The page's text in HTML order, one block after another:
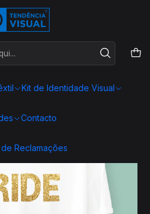
Kit de Identidade Visual
Contacto
Reclamações
do slideLer mais
T0063